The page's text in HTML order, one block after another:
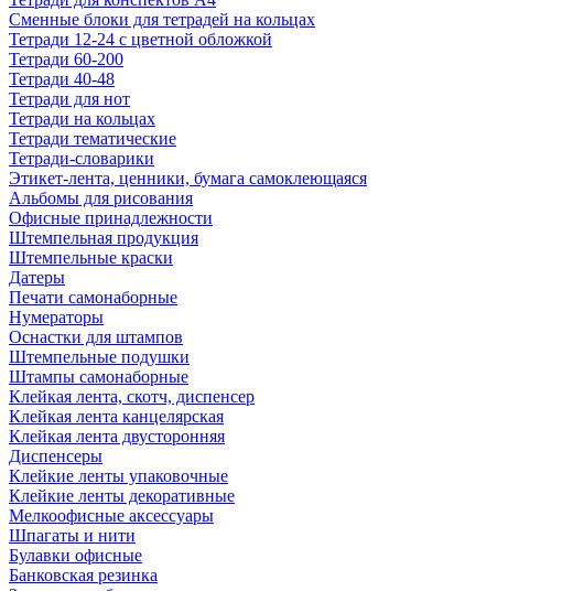
Сменные блоки для тетрадей на кольцах
Тетради 12-24 с цветной обложкой
Тетради 60-200
Тетради 40-48
Тетради для нот
Тетради на кольцах
Тетради тематические
Тетради-словарики
Этикет-лента, ценники, бумага самоклеющаяся
Альбомы для рисования
Офисные принадлежности
Штемпельная продукция
Штемпельные краски
Датеры
Печати самонаборные
Нумераторы
Оснастки для штампов
Штемпельные подушки
Штампы самонаборные
Клейкая лента, скотч, диспенсер
Клейкая лента канцелярская
Клейкая лента двусторонняя
Диспенсеры
Клейкие ленты упаковочные
Клейкие ленты декоративные
Мелкоофисные аксессуары
Шпагаты и нити
Булавки офисные
Банковская резинка